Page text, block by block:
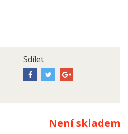
Sdílet
Není skladem